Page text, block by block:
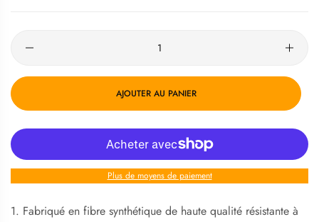
AJOUTER AU PANIER
Plus de moyens de paiement
1. Fabriqué en fibre synthétique de haute qualité résistante à